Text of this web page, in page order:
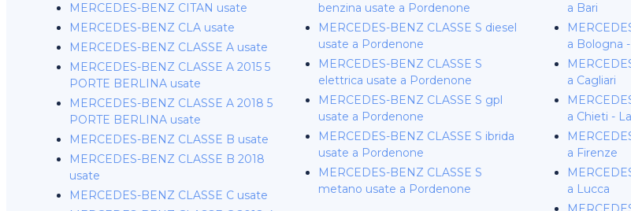
MERCEDES-BENZ CITAN usate
MERCEDES-BENZ CLA usate
MERCEDES-BENZ CLASSE A usate
MERCEDES-BENZ CLASSE A 2015 5
PORTE BERLINA usate
MERCEDES-BENZ CLASSE A 2018 5
PORTE BERLINA usate
MERCEDES-BENZ CLASSE B usate
MERCEDES-BENZ CLASSE B 2018
usate
MERCEDES-BENZ CLASSE C usate
benzina usate a Pordenone
MERCEDES-BENZ CLASSE S diesel
usate a Pordenone
MERCEDES-BENZ CLASSE S
elettrica usate a Pordenone
MERCEDES-BENZ CLASSE S gpl
usate a Pordenone
MERCEDES-BENZ CLASSE S ibrida
usate a Pordenone
MERCEDES-BENZ CLASSE S
metano usate a Pordenone
a Bari
a Bologna
a Cagliari
a Chieti -
a Firenze
a Lucca